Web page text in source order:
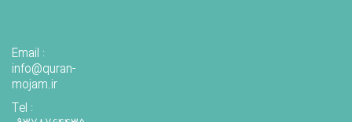
Email :
info@quran-
mojam.ir
Tel :